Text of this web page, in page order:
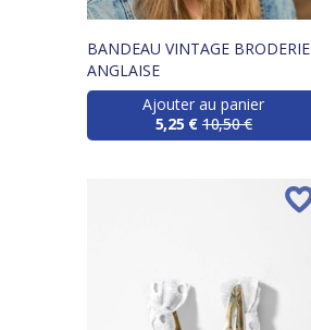
BANDEAU VINTAGE BRODERIE
ANGLAISE
Ajouter au panier
5,25 € 10,50 €